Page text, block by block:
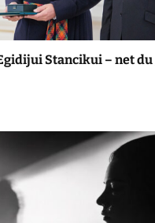
Stancikui – net